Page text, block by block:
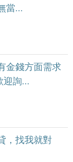
當...
金錢方面需求
迎詢...
，找我就對